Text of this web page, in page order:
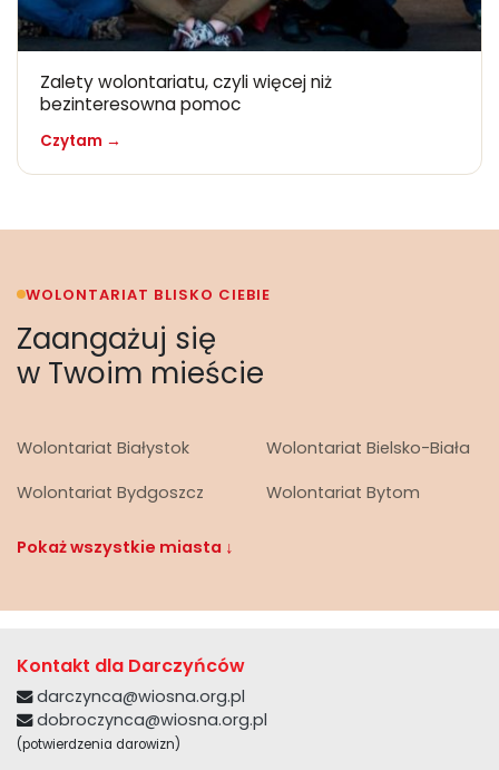
Zalety wolontariatu, czyli więcej niż
bezinteresowna pomoc
Czytam →
WOLONTARIAT BLISKO CIEBIE
Zaangażuj się
w Twoim mieście
Wolontariat Białystok
Wolontariat Bielsko-Biała
Wolontariat Bydgoszcz
Wolontariat Bytom
Pokaż wszystkie miasta ↓
Kontakt dla Darczyńców
darczynca@wiosna.org.pl
dobroczynca@wiosna.org.pl
(potwierdzenia darowizn)